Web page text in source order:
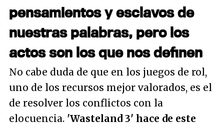
pensamientos y esclavos de
nuestras palabras, pero los
actos son los que nos definen
No cabe duda de que en los juegos de rol,
uno de los recursos mejor valorados, es el
de resolver los conflictos con la
elocuencia. 'Wasteland 3' hace de este